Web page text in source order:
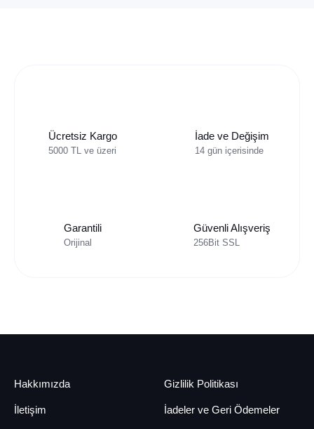
Ücretsiz Kargo
5000 TL ve üzeri
İade ve Değişim
14 gün içerisinde
Garantili
Orijinal
Güvenli Alışveriş
256Bit SSL
Hakkımızda
İletişim
Gizlilik Politikası
İadeler ve Geri Ödemeler